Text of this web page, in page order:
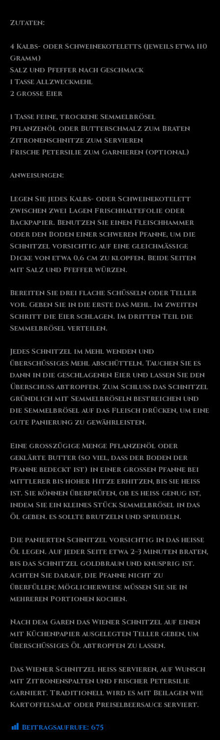
Zutaten:
4 Kalbs- oder Schweinekoteletts (jeweils etwa 110
Gramm)
Salz und Pfeffer nach Geschmack
1 Tasse Allzweckmehl
2 große Eier
1 Tasse feine, trockene Semmelbrösel
Pflanzenöl oder Butterschmalz zum Braten
Zitronenschnitze zum Servieren
Frische Petersilie zum Garnieren (optional)
Anweisungen:
Legen Sie jedes Kalbs- oder Schweinekotelett
zwischen zwei Lagen Frischhaltefolie oder
Backpapier. Benutzen Sie einen Fleischhammer
oder den Boden einer schweren Pfanne, um die
Schnitzel vorsichtig auf eine gleichmäßige
Dicke von etwa 0,6 cm zu klopfen. Beide Seiten
mit Salz und Pfeffer würzen.
Bereiten Sie drei flache Schüsseln oder Teller
vor. Geben Sie in die erste das Mehl. Im zweiten
Schritt die Eier schlagen. Im dritten Teil die
Semmelbrösel verteilen.
Jedes Schnitzel im Mehl wenden und
überschüssiges Mehl abschütteln. Tauchen Sie es
dann in die geschlagenen Eier und lassen Sie den
Überschuss abtropfen. Zum Schluss das Schnitzel
gründlich mit Semmelbröseln bestreichen und
die Semmelbrösel auf das Fleisch drücken, um eine
gute Panierung zu gewährleisten.
Eine großzügige Menge Pflanzenöl oder
geklärte Butter (so viel, dass der Boden der
Pfanne bedeckt ist) in einer großen Pfanne bei
mittlerer bis hoher Hitze erhitzen, bis sie heiß
ist. Sie können überprüfen, ob es heiß genug ist,
indem Sie ein kleines Stück Semmelbrösel in das
Öl geben. es sollte brutzeln und sprudeln.
Die panierten Schnitzel vorsichtig in das heiße
Öl legen. Auf jeder Seite etwa 2–3 Minuten braten,
bis das Schnitzel goldbraun und knusprig ist.
Achten Sie darauf, die Pfanne nicht zu
überfüllen; Möglicherweise müssen Sie sie in
mehreren Portionen kochen.
Nach dem Garen das Wiener Schnitzel auf einen
mit Küchenpapier ausgelegten Teller geben, um
überschüssiges Öl abtropfen zu lassen.
Das Wiener Schnitzel heiß servieren, auf Wunsch
mit Zitronenspalten und frischer Petersilie
garniert. Traditionell wird es mit Beilagen wie
Kartoffelsalat oder Preiselbeersauce serviert.
Beitragsaufrufe: 675